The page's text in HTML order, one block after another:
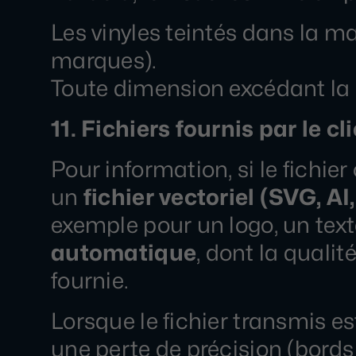
Les vinyles teintés dans la
marques).
Toute dimension excédant
11. Fichiers fournis par le
Pour information, si le
un fichier vectoriel (SVG,
exemple pour un logo, un
automatique, dont la
fournie.
Lorsque le fichier transmis
une perte de précision